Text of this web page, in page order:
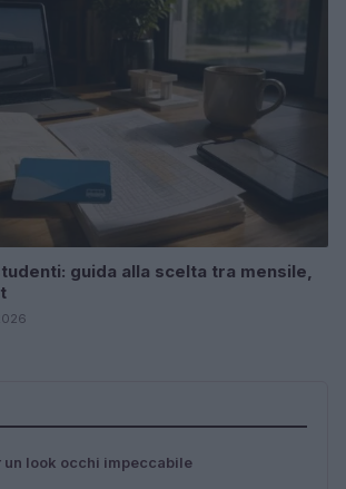
guida alla scelta tra mensile,
un look occhi impeccabile